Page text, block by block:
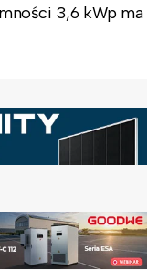
3,6 kWp ma